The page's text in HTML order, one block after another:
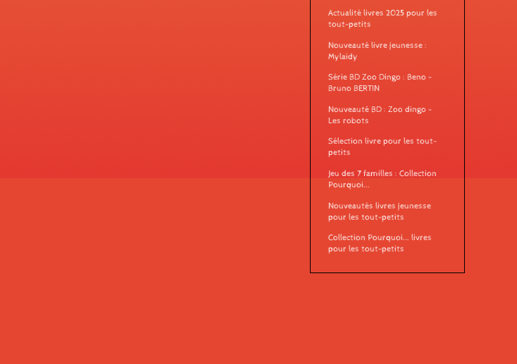
Actualité livres 2025 pour les
tout-petits
Nouveauté livre jeunesse :
Mylaidy
Série BD Zoo Dingo : Beno -
Bruno BERTIN
Nouveauté BD : Zoo dingo -
Les robots
Sélection livre pour les tout-
petits
Jeu des 7 familles : Collection
Pourquoi...
Nouveautés livres jeunesse
pour les tout-petits
Collection Pourquoi... livres
pour les tout-petits